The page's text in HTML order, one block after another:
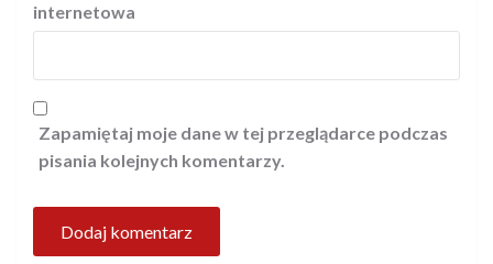
internetowa
Zapamiętaj moje dane w tej przeglądarce podczas
pisania kolejnych komentarzy.